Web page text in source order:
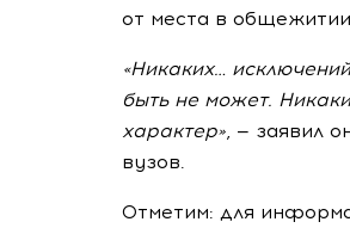
от места в
«Никаких…
быть не может.
характер», — заявил
вузов.
Отметим: для